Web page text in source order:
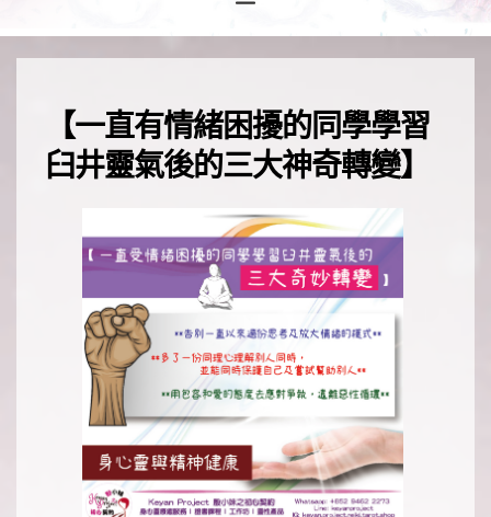
【一直有情緒困擾的同學學習
臼井靈氣後的三大神奇轉變】